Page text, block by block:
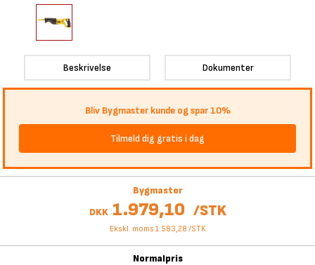
Beskrivelse Dokumenter
Bliv Bygmaster kunde og spar 10%
Tilmeld dig gratis i dag
Bygmaster
DKK 1.979,10 /STK
Ekskl. moms 1.583,28 /STK
Normalpris